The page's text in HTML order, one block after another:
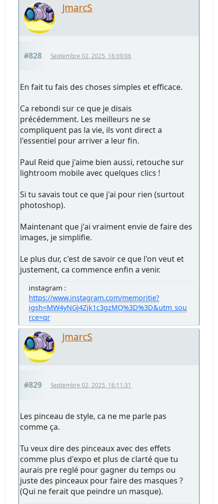
JmarcS
#828 Septembre 02, 2025, 16:09:06
En fait tu fais des choses simples et efficace.
Ca rebondi sur ce que je disais
précédemment. Les meilleurs ne se
compliquent pas la vie, ils vont direct a
l'essentiel pour arriver a leur fin.
Paul Reid que j'aime bien aussi, retouche sur
lightroom mobile avec quelques clics !
Si tu savais tout ce que j'ai pour rien (surtout
photoshop).
Maintenant que j'ai vraiment envie de faire des
images, je simplifie.
Le plus dur, c'est de savoir ce que l'on veut et
justement, ca commence enfin a venir.
instagram :
https://www.instagram.com/memoritie?
igsh=MW4yNGJ4Zjk1c3gzMQ%3D%3D&utm_sou
rce=qr
JmarcS
#829 Septembre 02, 2025, 16:11:31
Les pinceau de style, ca ne me parle pas
comme ça.
Tu veux dire des pinceaux avec des effets
comme plus d'expo et plus de clarté que tu
aurais pre reglé pour gagner du temps ou
juste des pinceaux pour faire des masques ?
(Qui ne ferait que peindre un masque).